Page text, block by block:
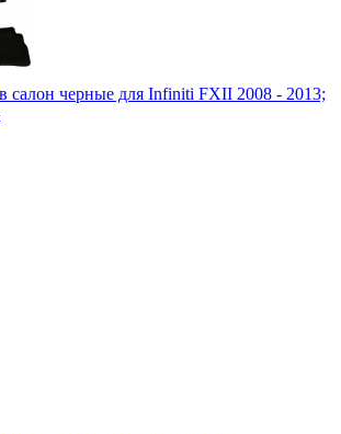
салон черные для Infiniti FXII 2008 - 2013;